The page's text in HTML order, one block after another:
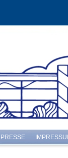
PRESSE